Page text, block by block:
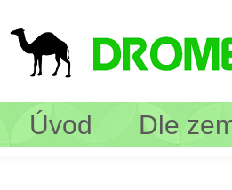
Úvod Dle